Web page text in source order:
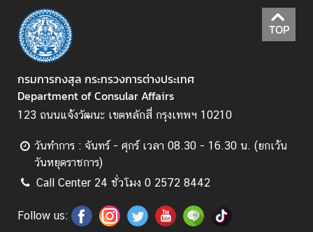
i
s
a
I
n
f
o
m
a
t
o
TOP
กรมการกงสุล กระทรวงการต่างประเทศ
Department of Consular Affairs
123 ถนนแจ้งวัฒนะ เขตหลักสี่ กรุงเทพฯ 10210
วันทำการ : จันทร์ - ศุกร์ เวลา 08.30 - 16.30 น. (ยกเว้น
วันหยุดราชการ)
Call Center 24 ชั่วโมง 0 2572 8442
Follow us: